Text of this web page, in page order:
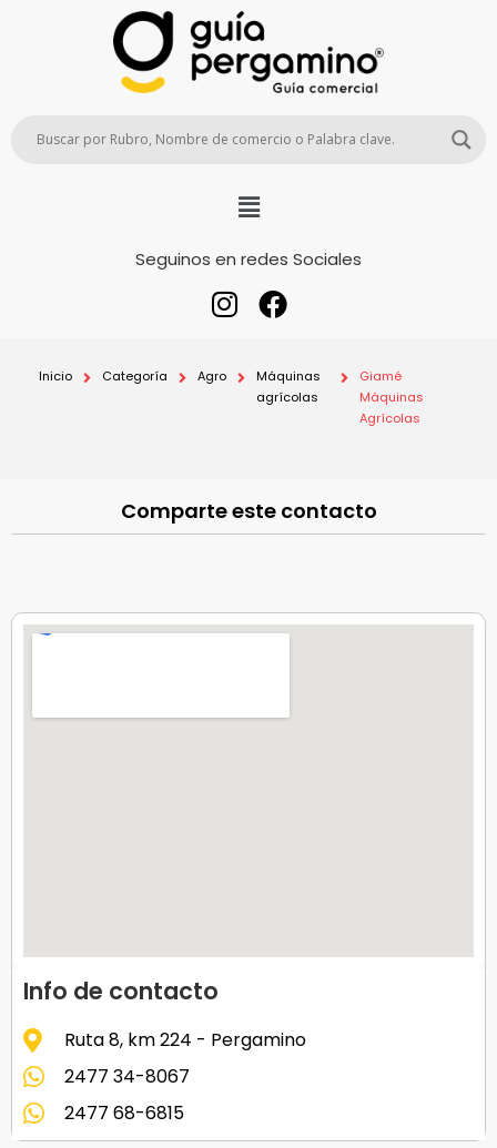
Seguinos en redes Sociales
Inicio Categoría Agro
Máquinas
agrícolas
Giamé
Máquinas
Agrícolas
Comparte este contacto
Info de contacto
Ruta 8, km 224 - Pergamino
2477 34-8067
2477 68-6815